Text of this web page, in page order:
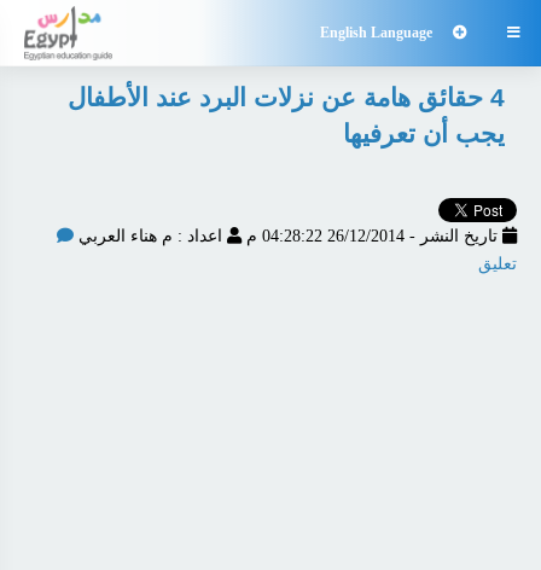

English Language
4 حقائق هامة عن نزلات البرد عند الأطفال
يجب أن تعرفيها
تاريخ النشر - 26/12/2014 04:28:22 م
اعداد : م هناء العربي
تعليق